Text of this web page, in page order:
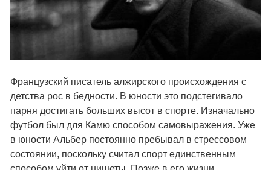
Французский писатель алжирского происхождения с
детства рос в бедности. В юности это подстегивало
парня достигать больших высот в спорте. Изначально
футбол был для Камю способом самовыражения. Уже
в юности Альбер постоянно пребывал в стрессовом
состоянии, поскольку считал спорт единственным